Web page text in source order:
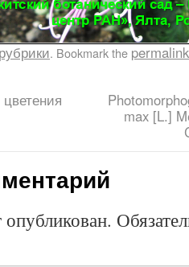
. Bookmark the permalink
max [L.]